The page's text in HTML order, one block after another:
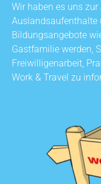
Wir haben es uns
Auslandsaufenthalte
Bildungsangebote
Gastfamilie werden,
Freiwilligenarbeit,
Work & Travel zu